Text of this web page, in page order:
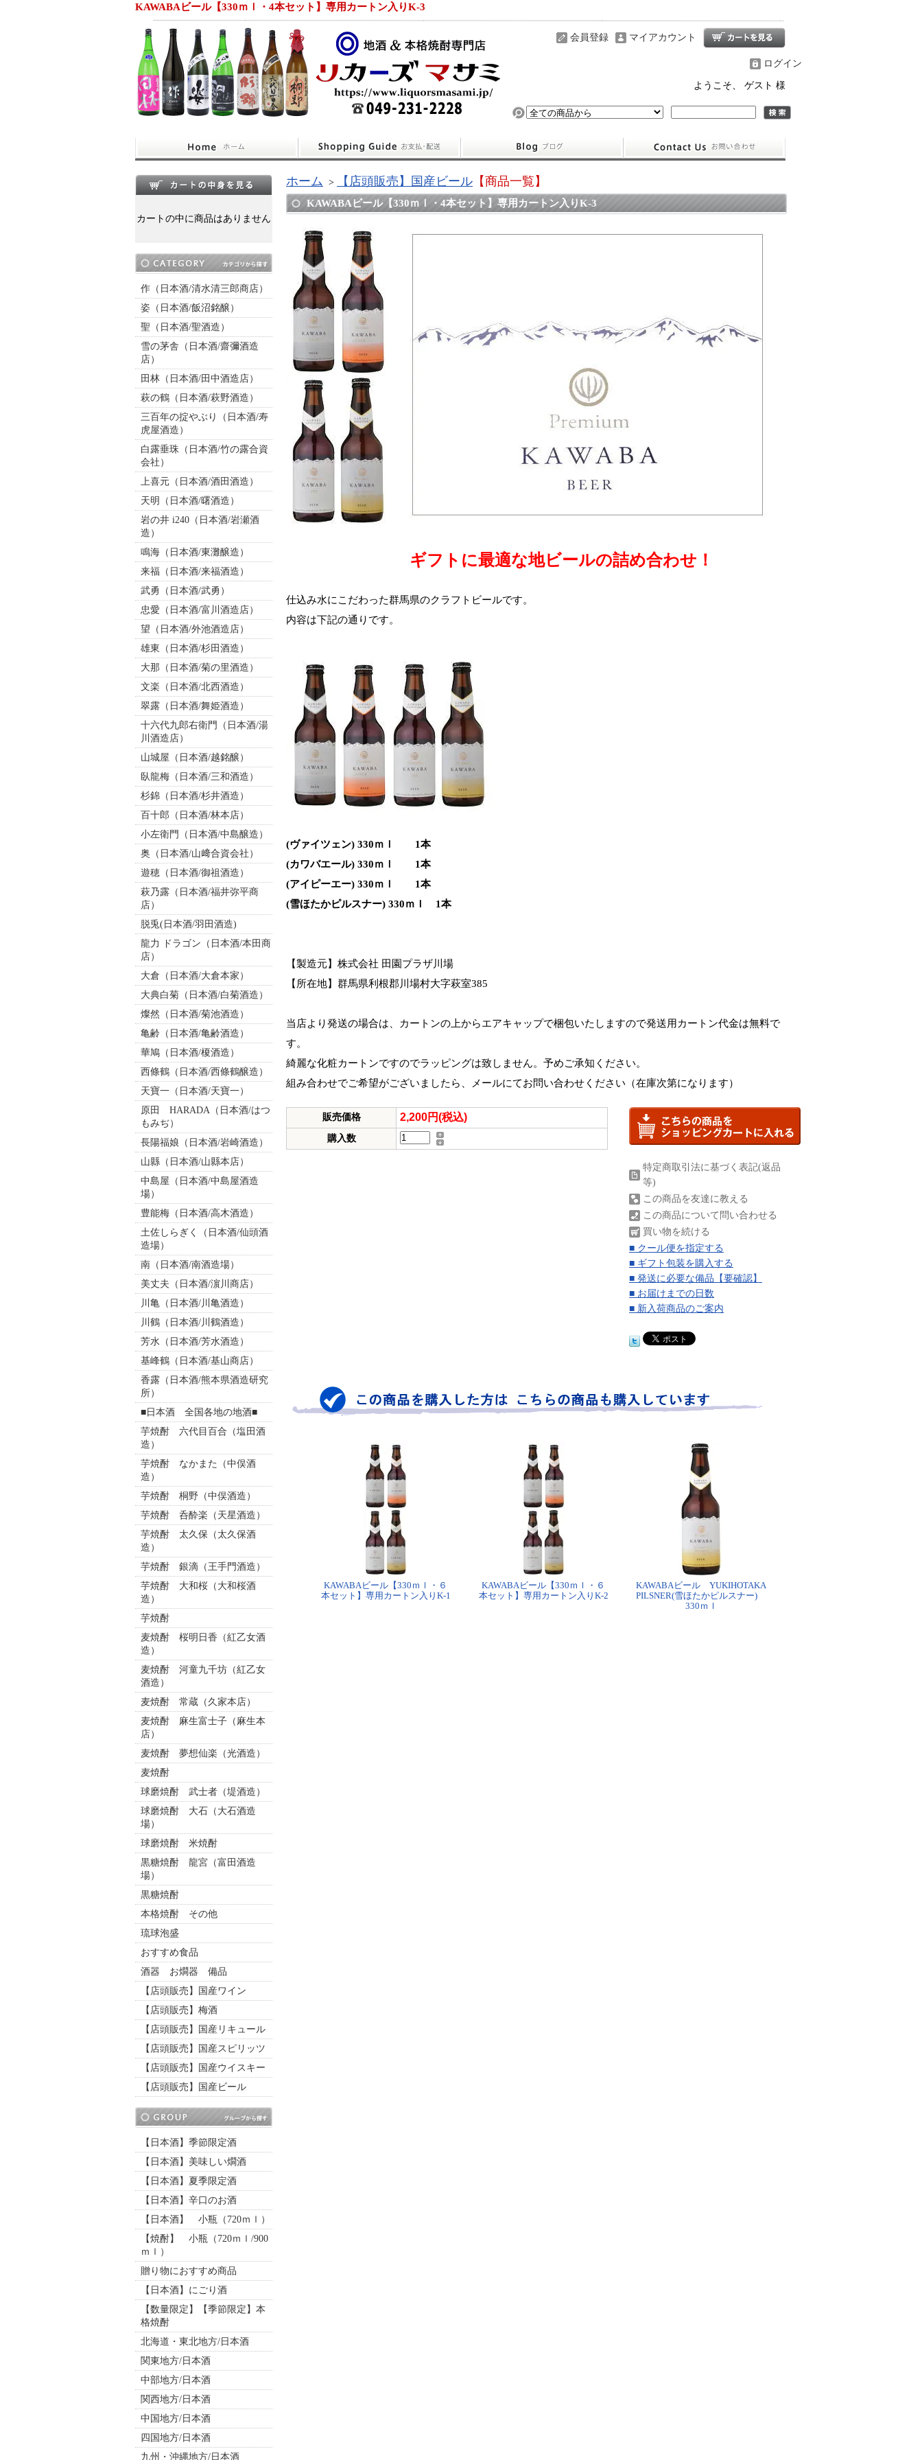
KAWABAビール【330ｍｌ・4本セット】専用カートン入りK-3
マイアカウント
会員登録
ログイン
ようこそ、 ゲスト 様
カートの中に商品はありません
作（日本酒/清水清三郎商店）
姿（日本酒/飯沼銘醸）
聖（日本酒/聖酒造）
雪の茅舎（日本酒/齋彌酒造
店）
田林（日本酒/田中酒造店）
萩の鶴（日本酒/萩野酒造）
三百年の掟やぶり（日本酒/寿
虎屋酒造）
白露垂珠（日本酒/竹の露合資
会社）
上喜元（日本酒/酒田酒造）
天明（日本酒/曙酒造）
岩の井 i240（日本酒/岩瀬酒
造）
鳴海（日本酒/東灘醸造）
来福（日本酒/来福酒造）
武勇（日本酒/武勇）
忠愛（日本酒/富川酒造店）
望（日本酒/外池酒造店）
雄東（日本酒/杉田酒造）
大那（日本酒/菊の里酒造）
文楽（日本酒/北西酒造）
翠露（日本酒/舞姫酒造）
十六代九郎右衛門（日本酒/湯
川酒造店）
山城屋（日本酒/越銘醸）
臥龍梅（日本酒/三和酒造）
杉錦（日本酒/杉井酒造）
百十郎（日本酒/林本店）
小左衛門（日本酒/中島醸造）
奥（日本酒/山﨑合資会社）
遊穂（日本酒/御祖酒造）
萩乃露（日本酒/福井弥平商
店）
脱兎(日本酒/羽田酒造)
龍力 ドラゴン（日本酒/本田商
店）
大倉（日本酒/大倉本家）
大典白菊（日本酒/白菊酒造）
燦然（日本酒/菊池酒造）
亀齢（日本酒/亀齢酒造）
華鳩（日本酒/榎酒造）
西條鶴（日本酒/西條鶴醸造）
天寶一（日本酒/天寶一）
原田 HARADA（日本酒/はつ
もみぢ）
長陽福娘（日本酒/岩崎酒造）
山縣（日本酒/山縣本店）
中島屋（日本酒/中島屋酒造
場）
豊能梅（日本酒/高木酒造）
土佐しらぎく（日本酒/仙頭酒
造場）
南（日本酒/南酒造場）
美丈夫（日本酒/濵川商店）
川亀（日本酒/川亀酒造）
川鶴（日本酒/川鶴酒造）
芳水（日本酒/芳水酒造）
基峰鶴（日本酒/基山商店）
香露（日本酒/熊本県酒造研究
所）
■日本酒 全国各地の地酒■
芋焼酎 六代目百合（塩田酒
造）
芋焼酎 なかまた（中俣酒
造）
芋焼酎 桐野（中俣酒造）
芋焼酎 呑酔楽（天星酒造）
芋焼酎 太久保（太久保酒
造）
芋焼酎 銀滴（王手門酒造）
芋焼酎 大和桜（大和桜酒
造）
芋焼酎
麦焼酎 桜明日香（紅乙女酒
造）
麦焼酎 河童九千坊（紅乙女
酒造）
麦焼酎 常蔵（久家本店）
麦焼酎 麻生富士子（麻生本
店）
麦焼酎 夢想仙楽（光酒造）
麦焼酎
球磨焼酎 武士者（堤酒造）
球磨焼酎 大石（大石酒造
場）
球磨焼酎 米焼酎
黒糖焼酎 龍宮（富田酒造
場）
黒糖焼酎
本格焼酎 その他
琉球泡盛
おすすめ食品
酒器 お燗器 備品
【店頭販売】国産ワイン
【店頭販売】梅酒
【店頭販売】国産リキュール
【店頭販売】国産スピリッツ
【店頭販売】国産ウイスキー
【店頭販売】国産ビール
【日本酒】季節限定酒
【日本酒】美味しい燗酒
【日本酒】夏季限定酒
【日本酒】辛口のお酒
【日本酒】 小瓶（720ｍｌ）
【焼酎】 小瓶（720ｍｌ/900
ｍｌ）
贈り物におすすめ商品
【日本酒】にごり酒
【数量限定】【季節限定】本
格焼酎
北海道・東北地方/日本酒
関東地方/日本酒
中部地方/日本酒
関西地方/日本酒
中国地方/日本酒
四国地方/日本酒
九州・沖縄地方/日本酒
ホーム > 【店頭販売】国産ビール 【商品一覧】
KAWABAビール【330ｍｌ・4本セット】専用カートン入りK-3
ギフトに最適な地ビールの詰め合わせ！
仕込み水にこだわった群馬県のクラフトビールです。
内容は下記の通りです。
(ヴァイツェン) 330ｍｌ 1本
(カワバエール) 330ｍｌ 1本
(アイピーエー) 330ｍｌ 1本
(雪ほたかピルスナー) 330ｍｌ 1本
【製造元】株式会社 田園プラザ川場
【所在地】群馬県利根郡川場村大字萩室385
当店より発送の場合は、カートンの上からエアキャップで梱包いたしますので発送用カートン代金は無料で
す。
綺麗な化粧カートンですのでラッピングは致しません。予めご承知ください。
組み合わせでご希望がございましたら、メールにてお問い合わせください（在庫次第になります）
販売価格 2,200円(税込)
購入数
特定商取引法に基づく表記(返品
等)
この商品を友達に教える
この商品について問い合わせる
買い物を続ける
■ クール便を指定する
■ ギフト包装を購入する
■ 発送に必要な備品【要確認】
■ お届けまでの日数
■ 新入荷商品のご案内
KAWABAビール【330ｍｌ・６
本セット】専用カートン入りK-1
KAWABAビール【330ｍｌ・６
本セット】専用カートン入りK-2
KAWABAビール YUKIHOTAKA
PILSNER(雪ほたかピルスナー)
330ｍｌ